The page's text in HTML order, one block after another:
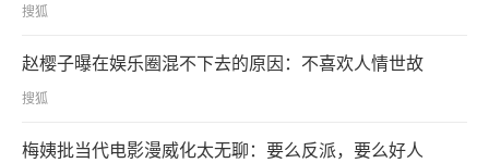
搜狐
赵樱子曝在娱乐圈混不下去的原因：不喜欢人情世故
搜狐
梅姨批当代电影漫威化太无聊：要么反派，要么好人